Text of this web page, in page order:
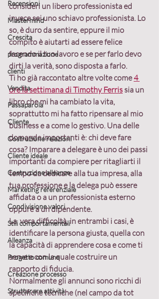
Recensioni
Mastermind
Crescita
programmazione
clienti
Vendita
Passaparola
Cliente
Costruzione relazioni
Cliente ideale
Costruzione alleanze
Marketing referenziale
Condivisione valori
Stili comportamentali
Alleanza
Progetto comune
Creazione processo
Strutturare attività
consideri un libero professionista ed
invece sei uno schiavo professionista. Lo
so, è duro da sentire, eppure il mio
compito è aiutarti ad essere felice
facendo il tuo lavoro e se per farlo devo
dirti la verità, sono disposta a farlo.
Ti ho già raccontato altre volte come 4
ore la settimana di Timothy Ferris sia un
libro che mi ha cambiato la vita,
soprattutto mi ha fatto ripensare al mio
business e a come lo gestivo. Una delle
domande importanti è: chi deve fare
cosa? Imparare a delegare è uno dei passi
importanti da compiere per ritagliarti il
tempo da dedicare alla tua impresa, alla
tua professione e la delega può essere
affidata o a un professionista esterno
oppure a un dipendente.
La  vera difficoltà, in entrambi i casi, è
identificare la persona giusta, quella con
la capacità di apprendere cosa e come ti
serve e con la quale costruire un
rapporto di fiducia.
Normalmente gli annunci sono ricchi di
specifiche tecniche (nel campo da tot